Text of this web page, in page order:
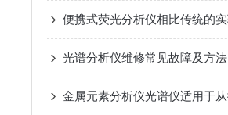
光谱分析仪维修常见故障及方法